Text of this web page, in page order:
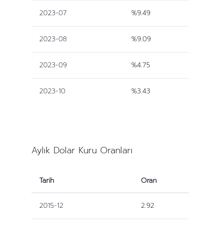
2023-07 %9.49
2023-08 %9.09
2023-09 %4.75
2023-10 %3.43
Aylık Dolar Kuru Oranları
Tarih Oran
2015-12 2.92